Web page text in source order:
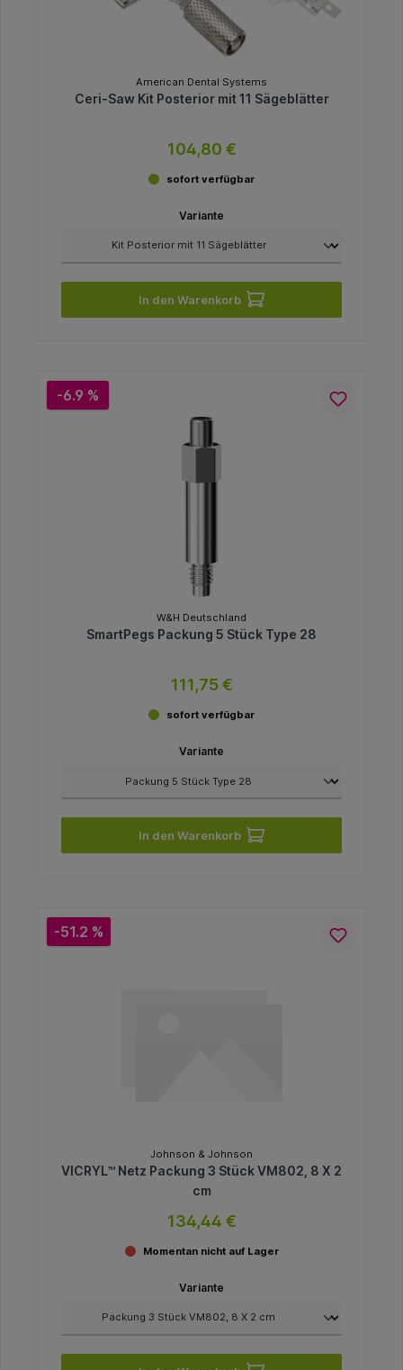
American Dental Systems
Ceri-Saw Kit Posterior mit 11 Sägeblätter
104,80 €
sofort verfügbar
Variante
In den Warenkorb
-6.9 %
W&H Deutschland
SmartPegs Packung 5 Stück Type 28
111,75 €
sofort verfügbar
Variante
In den Warenkorb
-51.2 %
Johnson & Johnson
VICRYL™ Netz Packung 3 Stück VM802, 8 X 2
cm
134,44 €
Momentan nicht auf Lager
Variante